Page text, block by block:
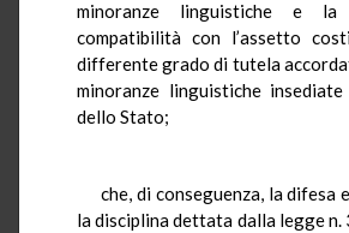
minoranze linguistiche e la
compatibilità con l’assetto
differente grado di tutela
minoranze linguistiche
dello Stato;
che, di conseguenza, la difesa
la disciplina dettata dalla legge n.